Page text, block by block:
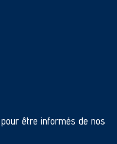
être informés de nos